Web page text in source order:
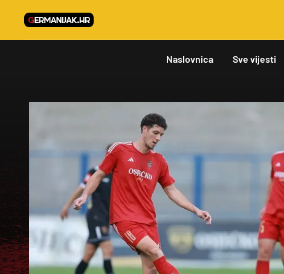
Naslovnica Sve vijesti